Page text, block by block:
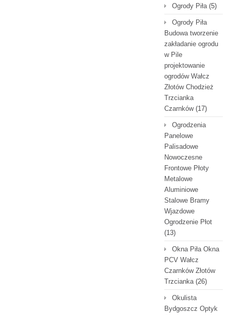
Ogrody Piła(5)
Ogrody Piła
Budowa tworzenie
zakładanie ogrodu
w Pile
projektowanie
ogrodów Wałcz
Złotów Chodzież
Trzcianka
Czarnków(17)
Ogrodzenia
Panelowe
Palisadowe
Nowoczesne
Frontowe Płoty
Metalowe
Aluminiowe
Stalowe Bramy
Wjazdowe
Ogrodzenie Płot
(13)
Okna Piła Okna
PCV Wałcz
Czarnków Złotów
Trzcianka(26)
Okulista
Bydgoszcz Optyk